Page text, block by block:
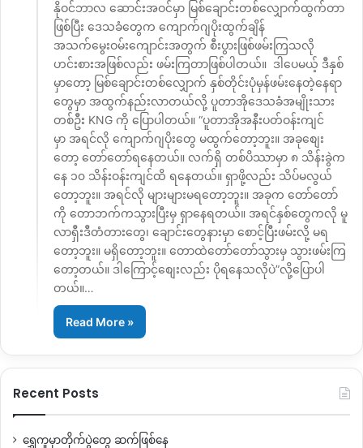
နိုဝင်ဘာလ ဆောင်းအဝင်မှာ မြစ်ချောင်းတစ်လျှောက်ထွက်တာ
ဖြစ်ပြီး ဒေသခံတွေက ကျောက်ဂျပိုးထွက်ချိန်
အသက်မွေးဝမ်းကျောင်းအတွက် စီးပွားဖြစ်ဖမ်းကြသလို
ဟင်းစားအဖြစ်လည်း ဖမ်းကြတာဖြစ်ပါတယ်။ ဒါပေမယ့် ဒီနှစ်
မှာတော့ မြစ်ချောင်းတစ်လျှောက် နှစ်တိုင်းပုံမှန်ဖမ်းနေတဲ့နေရာ
တွေမှာ အထွက်နည်းလာတယ်လို့ ပူတာအိုဒေသခံအမျိုးသား
တစ်ဦး KNG ကို ပြောပါတယ်။ “ပူတာအိုအနီးပတ်ဝန်းကျင်
မှာ အရင်လို ကျောက်ဂျပိုးတွေ မထွက်တော့ဘူး။ အခုစျေး
တော့ တော်တော်ရနေတယ်။ လက်ရှိ တစ်ပိဿာမှာ ၈ သိန်းခွဲက
နေ ၁၀ သိန်းဝန်းကျင်ထိ ရနေတယ်။ ရှာဖို့လည်း သိပ်မလွယ်
တော့ဘူး။ အရင်လို များများမရတော့ဘူး။ အခုက တော်တော်
ကို တောဘက်ကသွားပြီးမှ ရှာနေရတယ်။ အရင်နှစ်တွေကလို မူ
လာရှီးဒီတံတားတွေ၊ ချောင်းတွေနားမှာ စောင့်ပြီးဖမ်းလို့ မရ
တော့ဘူး။ မရှိတော့ဘူး။ တောထဲတော်တော်သွားမှ သွားဖမ်းကြ
တော့တယ်။ ဒါကြောင့်စျေးလည်း ပိုရနေသလိုပဲ”လို့ပြောပါ
တယ်။…
Read More »
Recent Posts
ရွှေကူမှာတိုက်ပွဲတွေ ဆက်ဖြစ်နေ